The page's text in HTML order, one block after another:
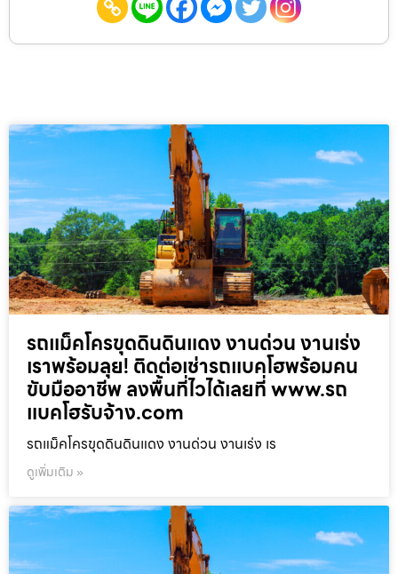
รถแม็คโครขุดดินดินแดง งานด่วน งานเร่ง
เราพร้อมลุย! ติดต่อเช่ารถแบคโฮพร้อมคน
ขับมืออาชีพ ลงพื้นที่ไวได้เลยที่ www.รถ
แบคโฮรับจ้าง.com
รถแม็คโครขุดดินดินแดง งานด่วน งานเร่ง เร
ดูเพิ่มเติม »